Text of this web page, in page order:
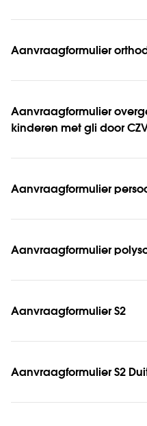
Aanvraagformulier
Aanvraagformulier
kinderen met gli door
Aanvraagformulier
Aanvraagformulier
Aanvraagformulier S2
Aanvraagformulier S2